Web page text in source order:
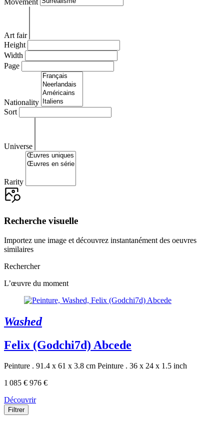
Movement
Art fair
Height
Width
Page
Nationality
Sort
Universe
Rarity
Recherche visuelle
Importez une image et découvrez instantanément des oeuvres
similaires
Rechercher
L’œuvre du moment
Washed
Felix (Godchi7d) Abcede
Peinture . 91.4 x 61 x 3.8 cm Peinture . 36 x 24 x 1.5 inch
1 085 € 976 €
Découvrir
Filtrer